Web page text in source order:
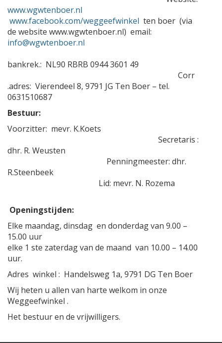
www.wgwtenboer.nl
www.facebook.com/weggeefwinkel ten boer (via
de website www.wgwtenboer.nl) email:
info@wgwtenboer.nl
bankrek.: NL90 RBRB 0944 3601 49
Corr
.adres: Vierendeel 8, 9791 JG Ten Boer – tel.
0631510687
Bestuur:
Voorzitter: mevr. K.Koets
Secretaris :
dhr. R. Weusten
Penningmeester: dhr.
R.Steenbeek
Lid: mevr. N. Rozema
Openingstijden:
Elke maandag, dinsdag en donderdag van 9.00 –
15.00 uur
elke 1 ste zaterdag van de maand van 10.00 – 14.00
uur.
Adres winkel : Handelsweg 1a, 9791 DG Ten Boer
Wij heten u allen van harte welkom in onze
Weggeefwinkel .
Het bestuur en de vrijwilligers.